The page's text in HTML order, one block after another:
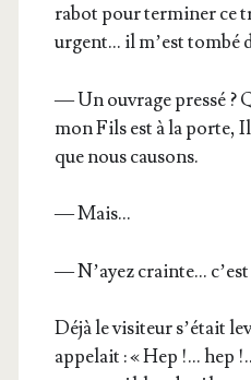
rabot pour ter­mi­ner ce
urgent… il m’est tom­bé
— Un ouvrage pres­sé ?
mon Fils est à la porte,
que nous causons.
— Mais…
— N’ayez crainte…
Déjà le visi­teur s’é­tait
appe­lait : « Hep !… hep